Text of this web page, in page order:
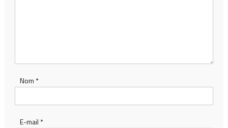
Nom *
E-mail *